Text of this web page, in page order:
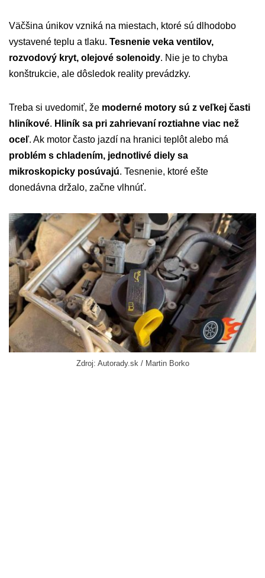
Väčšina únikov vzniká na miestach, ktoré sú dlhodobo
vystavené teplu a tlaku. Tesnenie veka ventilov,
rozvodový kryt, olejové solenoidy. Nie je to chyba
konštrukcie, ale dôsledok reality prevádzky.
Treba si uvedomiť, že moderné motory sú z veľkej časti
hliníkové. Hliník sa pri zahrievaní roztiahne viac než
oceľ. Ak motor často jazdí na hranici teplôt alebo má
problém s chladením, jednotlivé diely sa
mikroskopicky posúvajú. Tesnenie, ktoré ešte
donedávna držalo, začne vlhnúť.
Zdroj: Autorady.sk / Martin Borko